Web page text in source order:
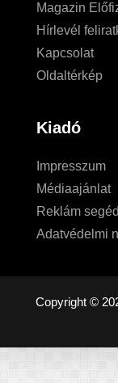
Magazin
Hírlevél
Kapcsolat
Oldaltérkép
Kiadó
Impresszum
Médiaajánlat
Reklám
Adatvédelmi
Copyright ©